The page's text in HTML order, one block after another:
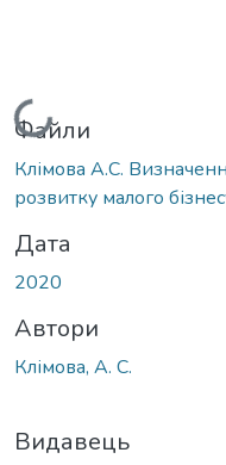
Вантажиться...
Файли
Клімова А.С.
розвитку малого
Дата
2020
Автори
Клімова, А. С.
Видавець